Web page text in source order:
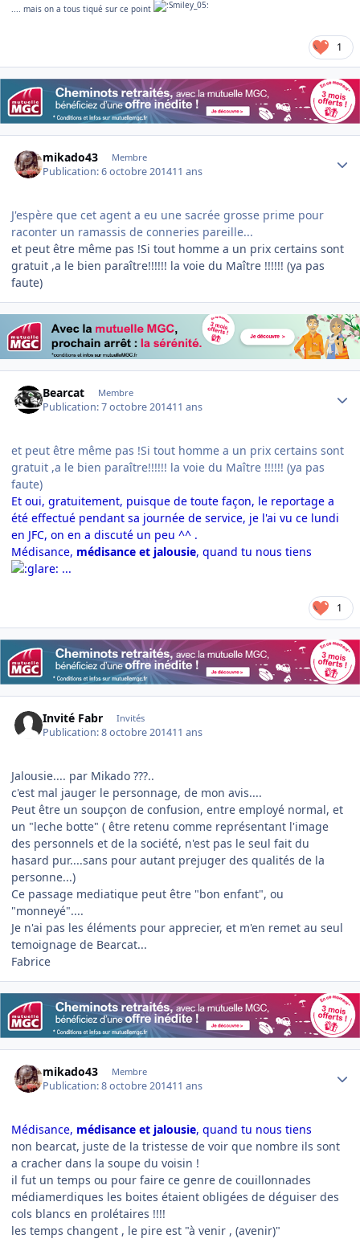
.... mais on a tous tiqué sur ce point
1
mikado43 Membre
Publication:6 octobre 201411 ans
J'espère que cet agent a eu une sacrée grosse prime pour
raconter un ramassis de conneries pareille...
et peut être même pas !Si tout homme a un prix certains sont
gratuit ,a le bien paraître!!!!!! la voie du Maître !!!!!! (ya pas
faute)
Bearcat Membre
Publication:7 octobre 201411 ans
et peut être même pas !Si tout homme a un prix certains sont
gratuit ,a le bien paraître!!!!!! la voie du Maître !!!!!! (ya pas
faute)
Et oui, gratuitement, puisque de toute façon, le reportage a
été effectué pendant sa journée de service, je l'ai vu ce lundi
en JFC, on en a discuté un peu ^^ .
Médisance, médisance et jalousie, quand tu nous tiens
...
1
Invité Fabr Invités
Publication:8 octobre 201411 ans
Jalousie.... par Mikado ???..
c'est mal jauger le personnage, de mon avis....
Peut être un soupçon de confusion, entre employé normal, et
un "leche botte" ( être retenu comme représentant l'image
des personnels et de la société, n'est pas le seul fait du
hasard pur....sans pour autant prejuger des qualités de la
personne...)
Ce passage mediatique peut être "bon enfant", ou
"monneyé"....
Je n'ai pas les éléments pour apprecier, et m'en remet au seul
temoignage de Bearcat...
Fabrice
mikado43 Membre
Publication:8 octobre 201411 ans
Médisance, médisance et jalousie, quand tu nous tiens
non bearcat, juste de la tristesse de voir que nombre ils sont
a cracher dans la soupe du voisin !
il fut un temps ou pour faire ce genre de couillonnades
médiamerdiques les boites étaient obligées de déguiser des
cols blancs en prolétaires !!!!
les temps changent , le pire est "à venir , (avenir)"